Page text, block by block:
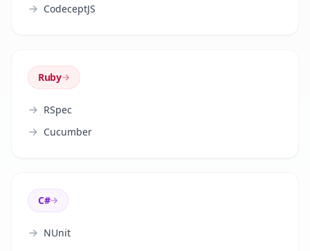
CodeceptJS
Ruby
RSpec
Cucumber
C#
NUnit